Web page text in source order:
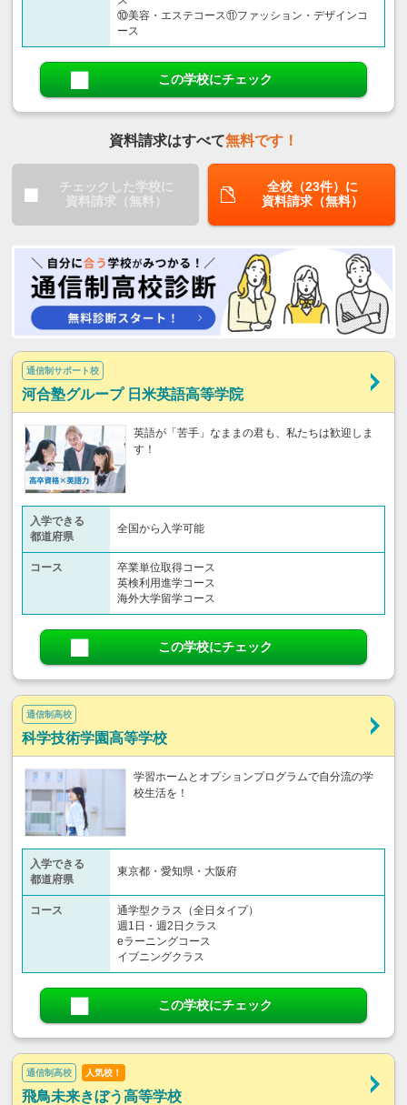
⑩美容・エステコース⑪ファッション・デザインコ
ース
この学校にチェック
資料請求はすべて無料です！
チェックした学校に
資料請求（無料）
全校（23件）に
資料請求（無料）
通信制サポート校
河合塾グループ 日米英語高等学院
英語が「苦手」なままの君も、私たちは歓迎しま
す！
入学できる
都道府県
全国から入学可能
コース
卒業単位取得コース
英検利用進学コース
海外大学留学コース
この学校にチェック
通信制高校
科学技術学園高等学校
学習ホームとオプションプログラムで自分流の学
校生活を！
入学できる
都道府県
東京都・愛知県・大阪府
コース
通学型クラス（全日タイプ）
週1日・週2日クラス
eラーニングコース
イブニングクラス
この学校にチェック
通信制高校 人気校！
飛鳥未来きぼう高等学校